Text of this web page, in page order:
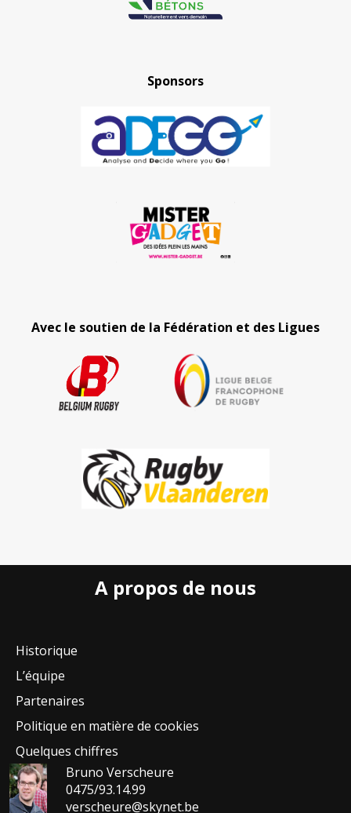
Sponsors
Avec le soutien de la Fédération et des Ligues
A propos de nous
Historique
L’équipe
Partenaires
Politique en matière de cookies
Quelques chiffres
Bruno Verscheure
0475/93.14.99
verscheure@skynet.be